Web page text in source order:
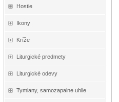
Hostie
Ikony
Kríže
Liturgické predmety
Liturgické odevy
Tymiany, samozapalne uhlie